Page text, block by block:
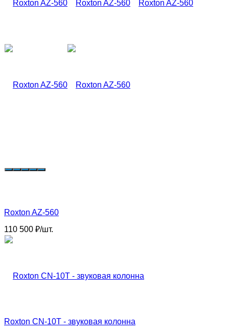
Roxton AZ-560
110 500 ₽/шт.
Roxton CN-10T - звуковая колонна